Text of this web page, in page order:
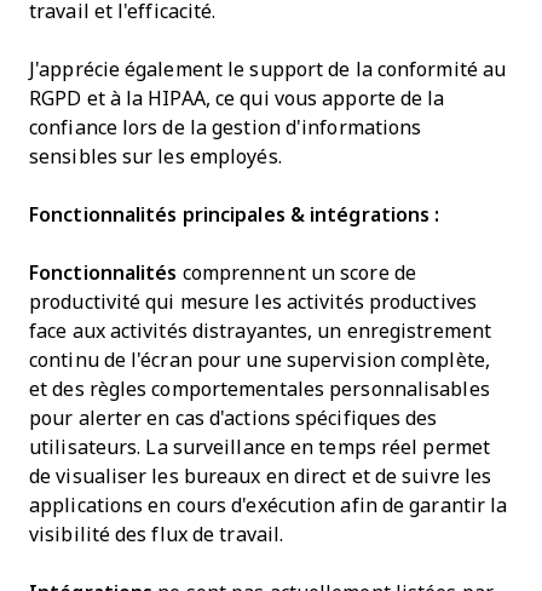
travail et l'efficacité.
J'apprécie également le support de la conformité au
RGPD et à la HIPAA, ce qui vous apporte de la
confiance lors de la gestion d'informations
sensibles sur les employés.
Fonctionnalités principales & intégrations :
Fonctionnalités comprennent un score de
productivité qui mesure les activités productives
face aux activités distrayantes, un enregistrement
continu de l'écran pour une supervision complète,
et des règles comportementales personnalisables
pour alerter en cas d'actions spécifiques des
utilisateurs. La surveillance en temps réel permet
de visualiser les bureaux en direct et de suivre les
applications en cours d'exécution afin de garantir la
visibilité des flux de travail.